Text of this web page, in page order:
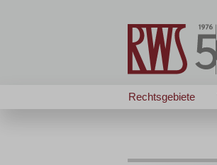
Rechtsgebiete